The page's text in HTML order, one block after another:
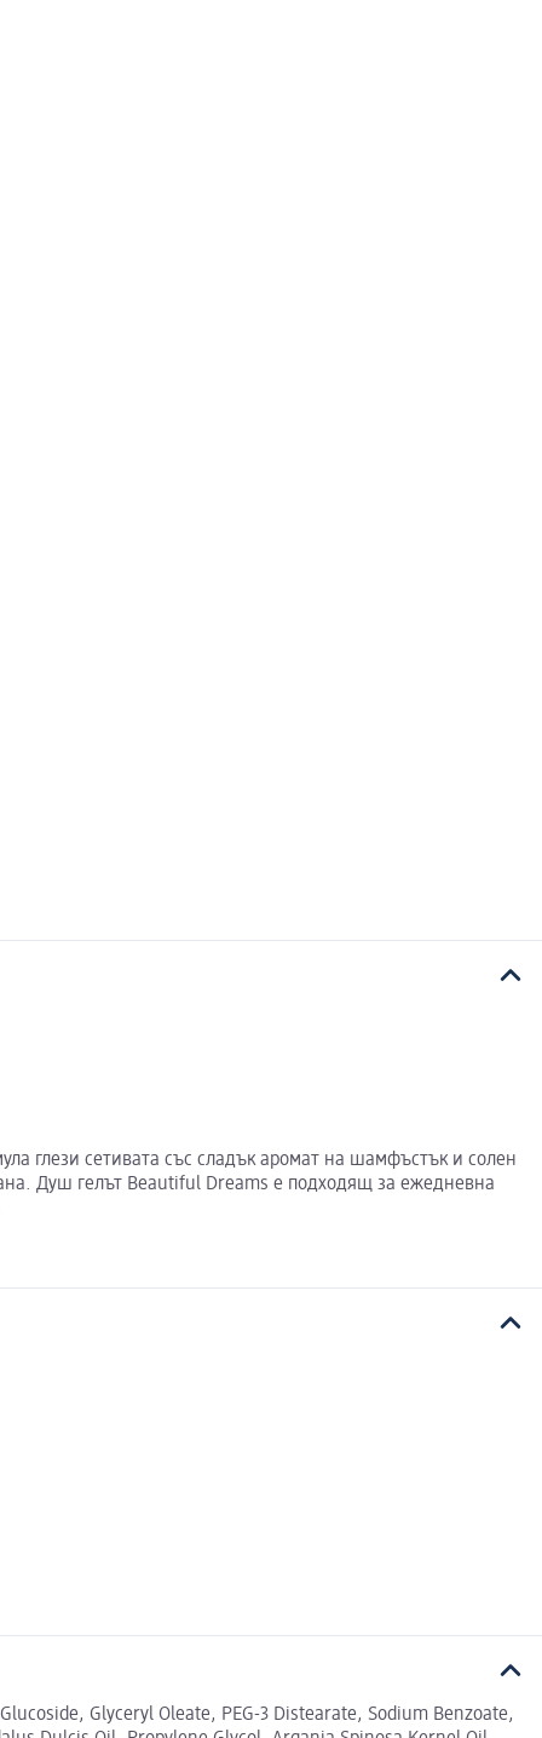
глези сетивата със сладък аромат на шамфъстък и солен
Душ гелът Beautiful Dreams е подходящ за ежедневна
Glyceryl Oleate, PEG-3 Distearate, Sodium Benzoate,